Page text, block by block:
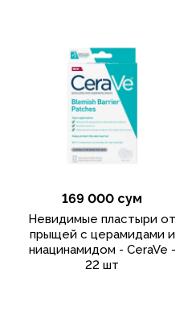
169 000 сум
Невидимые пластыри от
прыщей с церамидами и
ниацинамидом - CeraVe -
22 шт